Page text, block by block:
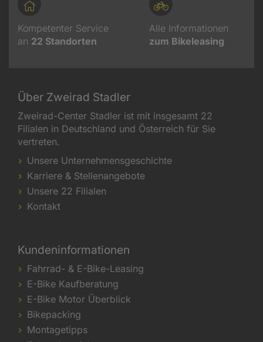
Kompetenter Service
an 22 Standorten
Alle Informationen
zum Bikeleasing
Über Zweirad Stadler
Zweirad-Center Stadler ist mit insgesamt 22
Filialen in Deutschland und Österreich für Sie
vertreten.
Unsere Unternehmensgeschichte
Karriere & Stellenangebote
Unsere 22 Filialen
Kontakt
Kundeninformationen
Fahrrad- & E-Bike-Leasing
E-Bike Kaufberatung
E-Bike Motor Überblick
Bikepacking
Montagetipps